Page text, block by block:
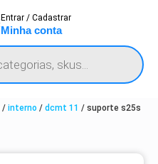
Entrar / Cadastrar
Minha conta
/ interno / dcmt 11 / suporte s25s